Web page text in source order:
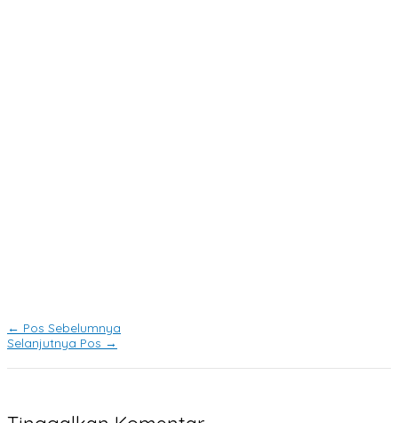
← Pos Sebelumnya
Selanjutnya Pos →